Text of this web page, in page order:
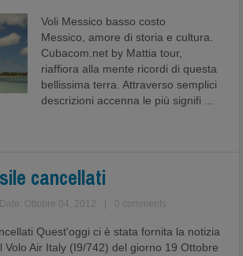
Voli Messico basso costo
Messico, amore di storia e cultura.
Cubacom.net by Mattia tour,
riaffiora alla mente ricordi di questa
bellissima terra. Attraverso semplici
descrizioni accenna le più signifi ...
cancellati
Date: Ottobre 04, 2012 0 comments
Quest'oggi ci è stata fornita la notizia
Volo Air Italy (I9/742) del giorno 19 Ottobre